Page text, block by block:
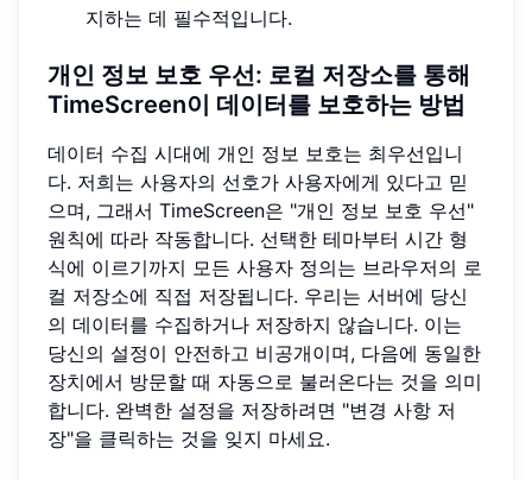
지하는 데 필수적입니다.
개인 정보 보호 우선: 로컬 저장소를 통해
TimeScreen이 데이터를 보호하는 방법
데이터 수집 시대에 개인 정보 보호는 최우선입니
다. 저희는 사용자의 선호가 사용자에게 있다고 믿
으며, 그래서 TimeScreen은 "개인 정보 보호 우선"
원칙에 따라 작동합니다. 선택한 테마부터 시간 형
식에 이르기까지 모든 사용자 정의는 브라우저의 로
컬 저장소에 직접 저장됩니다. 우리는 서버에 당신
의 데이터를 수집하거나 저장하지 않습니다. 이는
당신의 설정이 안전하고 비공개이며, 다음에 동일한
장치에서 방문할 때 자동으로 불러온다는 것을 의미
합니다. 완벽한 설정을 저장하려면 "변경 사항 저
장"을 클릭하는 것을 잊지 마세요.